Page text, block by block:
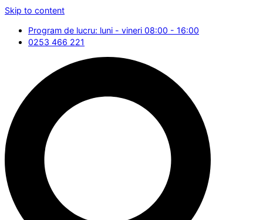
Skip to content
Program de lucru: luni - vineri 08:00 - 16:00
0253 466 221